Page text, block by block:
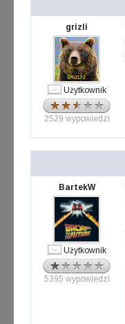
grizli
Użytkownik
2529 wypowiedzi
BartekW
Użytkownik
5395 wypowiedzi